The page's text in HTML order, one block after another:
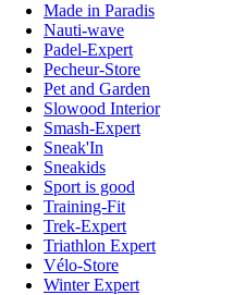
Made in Paradis
Nauti-wave
Padel-Expert
Pecheur-Store
Pet and Garden
Slowood Interior
Smash-Expert
Sneak'In
Sneakids
Sport is good
Training-Fit
Trek-Expert
Triathlon Expert
Vélo-Store
Winter Expert